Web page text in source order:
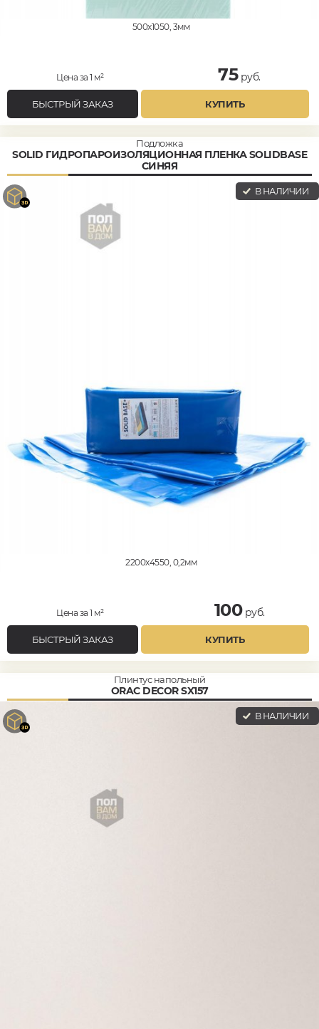
500x1050, 3мм
Цена за 1 м² 75руб.
БЫСТРЫЙ ЗАКАЗ КУПИТЬ
Подложка
SOLID ГИДРОПАРОИЗОЛЯЦИОННАЯ ПЛЕНКА SOLIDBASE
СИНЯЯ
В НАЛИЧИИ
2200x4550, 0,2мм
Цена за 1 м² 100руб.
БЫСТРЫЙ ЗАКАЗ КУПИТЬ
Плинтус напольный
ORAC DECOR SX157
В НАЛИЧИИ